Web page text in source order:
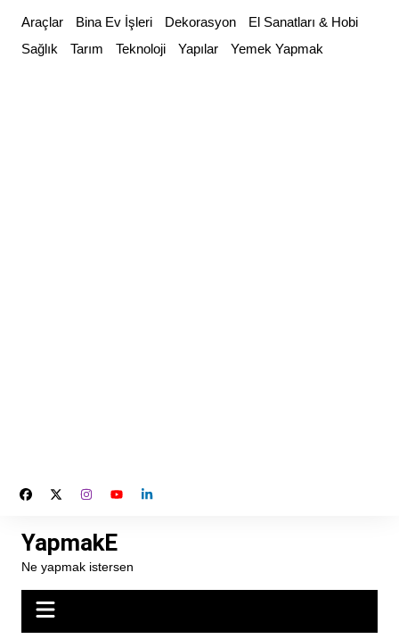
content
Araçlar Bina Ev İşleri Dekorasyon
El Sanatları & Hobi
Sağlık
Tarım Teknoloji Yapılar Yemek Yapmak
YapmakE
Ne yapmak istersen